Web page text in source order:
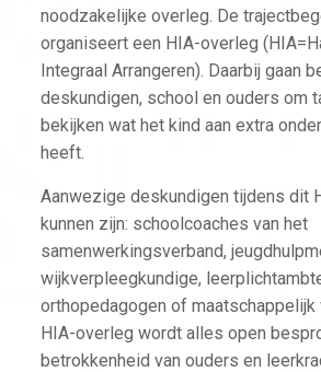
noodzakelijke overleg. De
organiseert een HIA-overleg
Integraal Arrangeren). Daarbij gaan
deskundigen, school en ouders om
bekijken wat het kind aan extra
heeft.
Aanwezige deskundigen tijdens dit
kunnen zijn: schoolcoaches van het
samenwerkingsverband,
wijkverpleegkundige,
orthopedagogen of maatschappelijk
HIA-overleg wordt alles open
betrokkenheid van ouders en